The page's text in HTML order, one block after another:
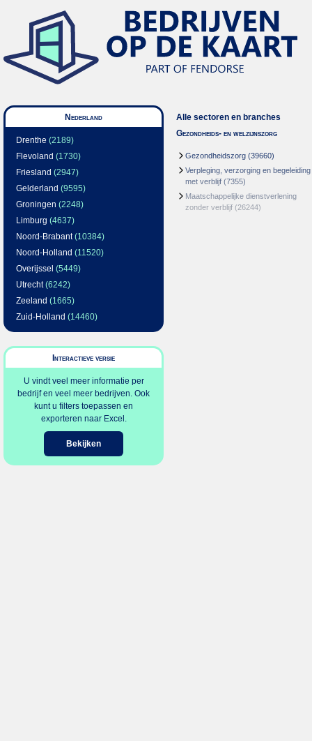
Nederland
Drenthe (2189)
Flevoland (1730)
Friesland (2947)
Gelderland (9595)
Groningen (2248)
Limburg (4637)
Noord-Brabant(10384)
Noord-Holland (11520)
Overijssel (5449)
Utrecht(6242)
Zeeland (1665)
Zuid-Holland (14460)
Interactieve versie
U vindt veel meer informatie per
bedrijf en veel meer bedrijven. Ook
kunt u filters toepassen en
exporteren naar Excel.
Bekijken
Alle sectoren en branches
Gezondheids- en welzijnszorg
Gezondheidszorg (39660)
Verpleging, verzorging en begeleiding
met verblijf (7355)
Maatschappelijke dienstverlening
zonder verblijf (26244)